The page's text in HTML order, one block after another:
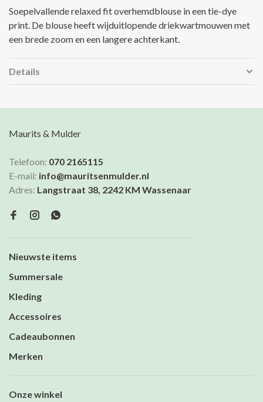
Soepelvallende relaxed fit overhemdblouse in een tie-dye
print. De blouse heeft wijduitlopende driekwartmouwen met
een brede zoom en een langere achterkant.
Details
Maurits & Mulder
Telefoon: 070 2165115
E-mail: info@mauritsenmulder.nl
Adres: Langstraat 38, 2242 KM Wassenaar
Nieuwste items
Summersale
Kleding
Accessoires
Cadeaubonnen
Merken
Onze winkel